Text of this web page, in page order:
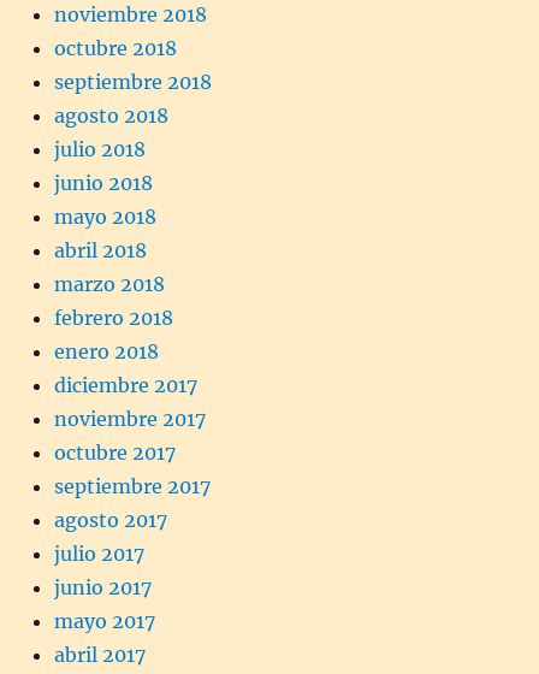
noviembre 2018
octubre 2018
septiembre 2018
agosto 2018
julio 2018
junio 2018
mayo 2018
abril 2018
marzo 2018
febrero 2018
enero 2018
diciembre 2017
noviembre 2017
octubre 2017
septiembre 2017
agosto 2017
julio 2017
junio 2017
mayo 2017
abril 2017